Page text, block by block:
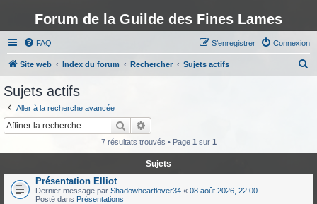
Forum de la Guilde des Fines Lames
FAQ Connexion
S’enregistrer
Site web Index du forum Rechercher Sujets actifs
Sujets actifs
Aller à la recherche avancée
Rechercher
7 résultats trouvés • Page 1 sur 1
Sujets
Présentation Elliot
Dernier message par Shadowheartlover34 « 08 août 2026, 22:00
Posté dans Présentations